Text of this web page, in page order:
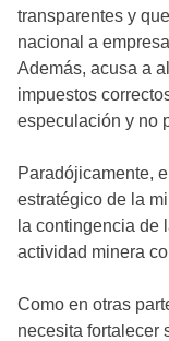
transparentes y
nacional a
Además, acusa a
impuestos
especulación y no
Paradójicamente,
estratégico de la
la contingencia de
actividad minera
Como en otras
necesita fortalecer